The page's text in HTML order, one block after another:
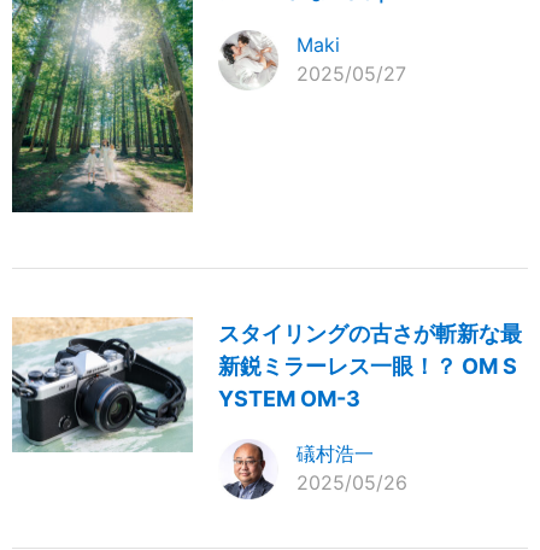
Maki
2025/05/27
スタイリングの古さが斬新な最
新鋭ミラーレス一眼！？ OM S
YSTEM OM-3
礒村浩一
2025/05/26